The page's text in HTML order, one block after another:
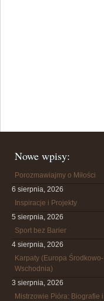
Nowe wpisy:
Porozmawiajmy o Miłości
6 sierpnia, 2026
Inspiracje i Projekty
5 sierpnia, 2026
Sport bez Barier
4 sierpnia, 2026
Karpaty (Europa Środkowo-
Wschodnia)
3 sierpnia, 2026
Mistrzowie Pióra: Biografie i